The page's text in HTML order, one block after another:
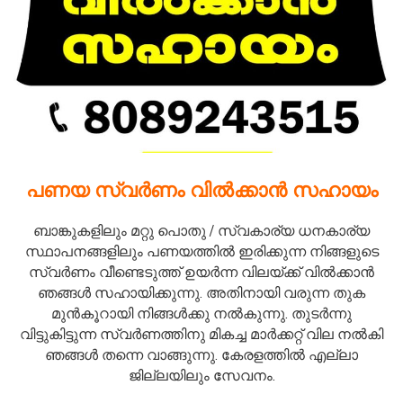
പണയ സ്വർണം വിൽക്കാൻ സഹായം
ബാങ്കുകളിലും മറ്റു പൊതു / സ്വകാര്യ ധനകാര്യ
സ്ഥാപനങ്ങളിലും പണയത്തിൽ ഇരിക്കുന്ന നിങ്ങളുടെ
സ്വർണം വീണ്ടെടുത്ത് ഉയർന്ന വിലയ്ക്ക് വിൽക്കാൻ
ഞങ്ങൾ സഹായിക്കുന്നു. അതിനായി വരുന്ന തുക
മുൻകൂറായി നിങ്ങൾക്കു നൽകുന്നു. തുടർന്നു
വിട്ടുകിട്ടുന്ന സ്വർണത്തിനു മികച്ച മാർക്കറ്റ് വില നൽകി
ഞങ്ങൾ തന്നെ വാങ്ങുന്നു. കേരളത്തിൽ എല്ലാ
ജില്ലയിലും സേവനം.